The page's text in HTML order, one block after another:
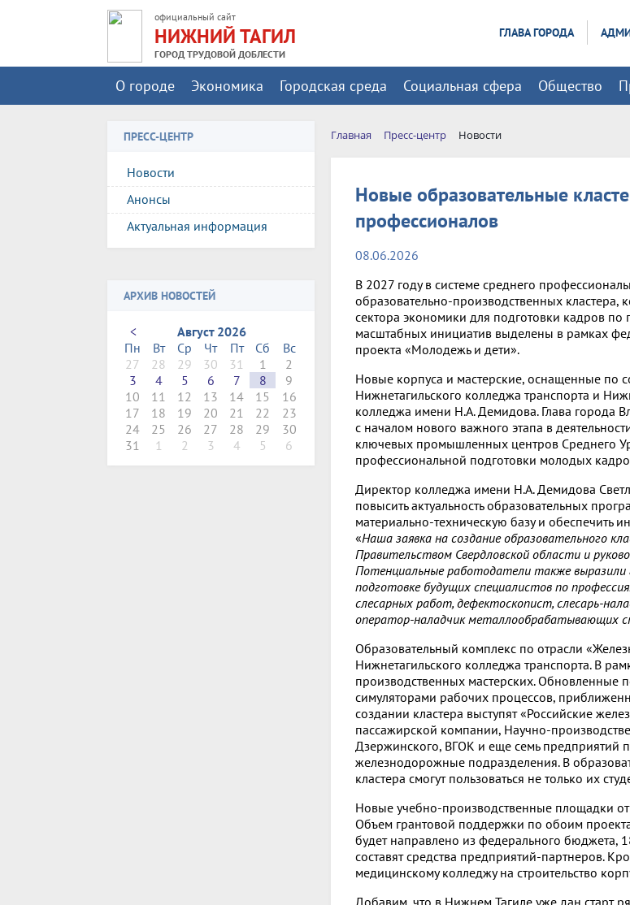
официальный сайт
НИЖНИЙ ТАГИЛ
ГОРОД ТРУДОВОЙ ДОБЛЕСТИ
ГЛАВА ГОРОДА
О городе Экономика Городская среда Социальная сфера Общество
ПРЕСС-ЦЕНТР
Новости
Анонсы
Актуальная информация
АРХИВ НОВОСТЕЙ
<
Август 2026
Пн
Вт Ср Чт Пт Сб
Вс
27
28 29 30 31 1
2
3
4 5 6 7 8
9
10
11 12 13 14 15
16
17
18 19 20 21 22
23
24
25 26 27 28 29
30
31
1 2 3 4 5 6
Главная Пресс-центр Новости
Новые образовательные
профессионалов
08.06.2026
В 2027 году в системе среднего
образовательно-производственных
сектора экономики для подготовки кадров
масштабных инициатив выделены в рамках
проекта «Молодежь и дети».
Новые корпуса и мастерские, оснащенные по
Нижнетагильского колледжа транспорта и
колледжа имени Н.А. Демидова. Глава города
с началом нового важного этапа в
ключевых промышленных центров Среднего
профессиональной подготовки молодых
Директор колледжа имени Н.А. Демидова
повысить актуальность образовательных
материально-техническую базу и обеспечить
«Наша заявка на создание образовательного
Правительством Свердловской области и
Потенциальные работодатели также выразили
подготовке будущих специалистов по
слесарных работ, дефектоскопист, слесарь-
оператор-наладчик металлообрабатывающих
Образовательный комплекс по отрасли
Нижнетагильского колледжа транспорта. В
производственных мастерских. Обновленные
симуляторами рабочих процессов,
создании кластера выступят «Российские
пассажирской компании, Научно-
Дзержинского, ВГОК и еще семь предприятий
железнодорожные подразделения. В
кластера смогут пользоваться не только их
Новые учебно-производственные площадки
Объем грантовой поддержки по обоим
будет направлено из федерального бюджета,
составят средства предприятий-партнеров.
медицинскому колледжу на строительство
Добавим, что в Нижнем Тагиле уже дан старт